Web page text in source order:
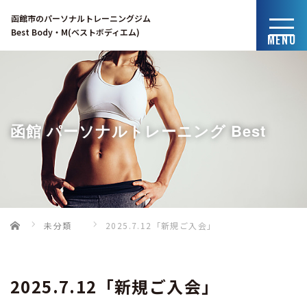
函館市のパーソナルトレーニングジム
Best Body・M(ベストボディエム)
MENU
函館 パーソナルトレーニング Best
Home 未分類 2025.7.12「新規ご入会」
2025.7.12「新規ご入会」